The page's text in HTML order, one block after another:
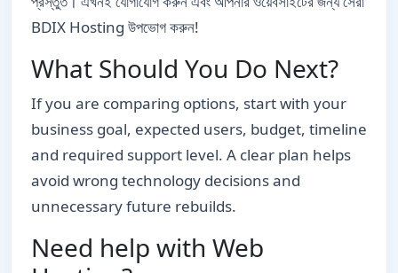
BDIX Hosting উপভোগ করুন!
What Should You Do Next?
If you are comparing options, start with your
business goal, expected users, budget, timeline
and required support level. A clear plan helps
avoid wrong technology decisions and
unnecessary future rebuilds.
Need help with Web